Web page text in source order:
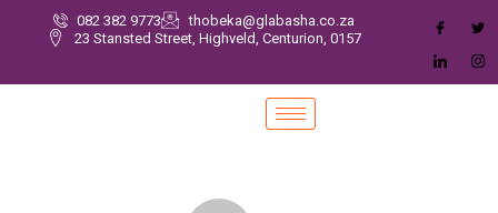
082 382 9773
thobeka@glabasha.co.za
23 Stansted Street, Highveld, Centurion, 0157